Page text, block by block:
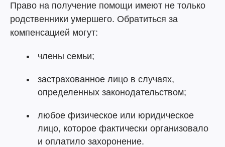
Право на получение помощи имеют не только
родственники умершего. Обратиться за
компенсацией могут:
члены семьи;
застрахованное лицо в случаях,
определенных законодательством;
любое физическое или юридическое
лицо, которое фактически организовало
и оплатило захоронение.